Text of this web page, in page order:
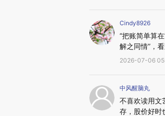
Cindy8926
“把账简单算
解之同情”，
2026-07-06
中风醒脑丸
不喜欢读用文
存，股价好时